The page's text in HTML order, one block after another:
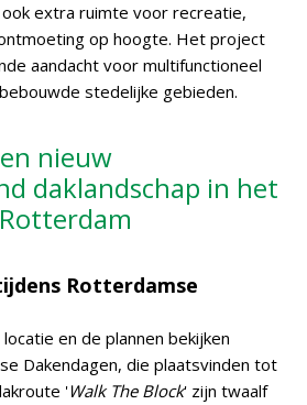
extra ruimte voor recreatie,
op hoogte. Het project
aandacht voor multifunctioneel
stedelijke gebieden.
nieuw
daklandschap in het
Rotterdamse
en de plannen bekijken
Dakendagen, die plaatsvinden tot
'Walk The Block' zijn twaalf